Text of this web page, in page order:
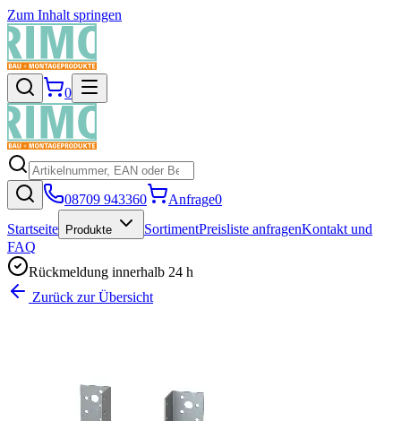
Zum Inhalt springen
0
08709 943360 Anfrage0
Startseite
Produkte SortimentPreisliste anfragenKontakt und
FAQ
Rückmeldung innerhalb 24 h
Zurück zur Übersicht